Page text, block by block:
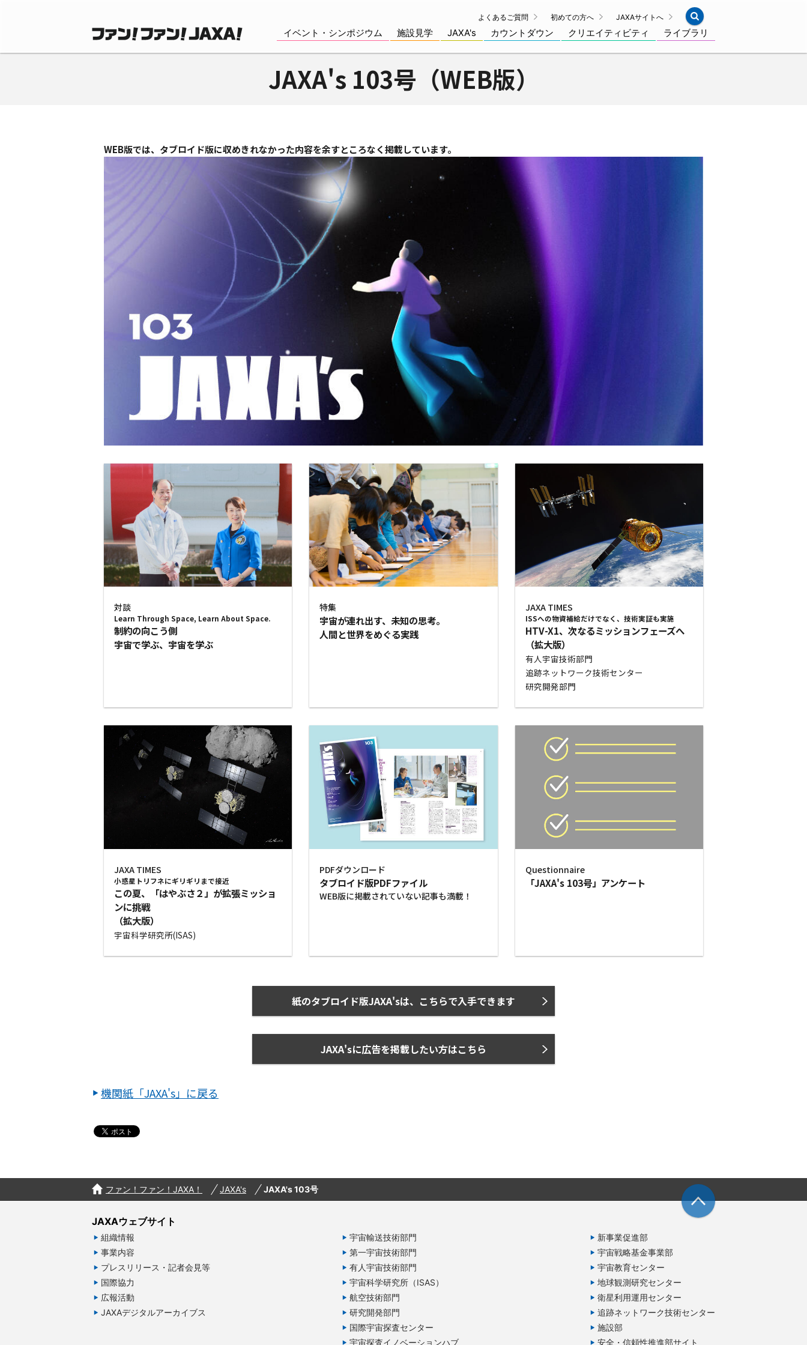
よくあるご質問 初めての方へ JAXAサイトへ
イベント・シンポジウム 施設見学 JAXA's カウントダウン クリエイティビティ ライブラリ
JAXA's 103号（WEB版）
WEB版では、タブロイド版に収めきれなかった内容を余すところなく掲載しています。
対談
Learn Through Space, Learn About Space.
制約の向こう側
宇宙で学ぶ、宇宙を学ぶ
特集
宇宙が連れ出す、未知の思考。
人間と世界をめぐる実践
JAXA TIMES
ISSへの物資補給だけでなく、技術実証も実施
HTV-X1、次なるミッションフェーズへ
（拡大版）
有人宇宙技術部門
追跡ネットワーク技術センター
研究開発部門
JAXA TIMES
小惑星トリフネにギリギリまで接近
この夏、「はやぶさ２」が拡張ミッショ
ンに挑戦
（拡大版）
宇宙科学研究所(ISAS)
PDFダウンロード
タブロイド版PDFファイル
WEB版に掲載されていない記事も満載！
Questionnaire
「JAXA's 103号」アンケート
紙のタブロイド版JAXA'sは、こちらで入手できます
JAXA'sに広告を掲載したい方はこちら
機関紙「JAXA's」に戻る
ファン！ファン！JAXA！ JAXA's JAXA's 103号
JAXAウェブサイト
組織情報
事業内容
プレスリリース・記者会見等
国際協力
広報活動
JAXAデジタルアーカイブス
宇宙輸送技術部門
第一宇宙技術部門
有人宇宙技術部門
宇宙科学研究所（ISAS）
航空技術部門
研究開発部門
国際宇宙探査センター
宇宙探査イノベーションハブ
新事業促進部
宇宙戦略基金事業部
宇宙教育センター
地球観測研究センター
衛星利用運用センター
追跡ネットワーク技術センター
施設部
安全・信頼性推進部サイト